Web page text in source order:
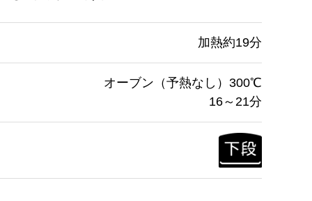
加熱約19分
オーブン（予熱なし）300℃
16～21分